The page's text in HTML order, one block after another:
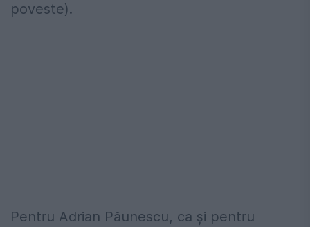
poveste).
Pentru Adrian Păunescu, ca şi pentru